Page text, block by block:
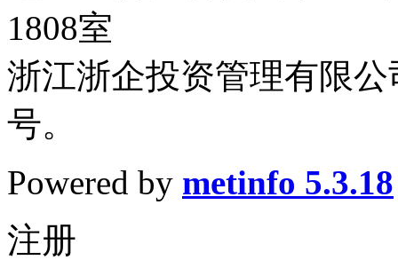
1808室
浙江浙企投资管理有限公
号。
Powered by metinfo 5.3.18
注册